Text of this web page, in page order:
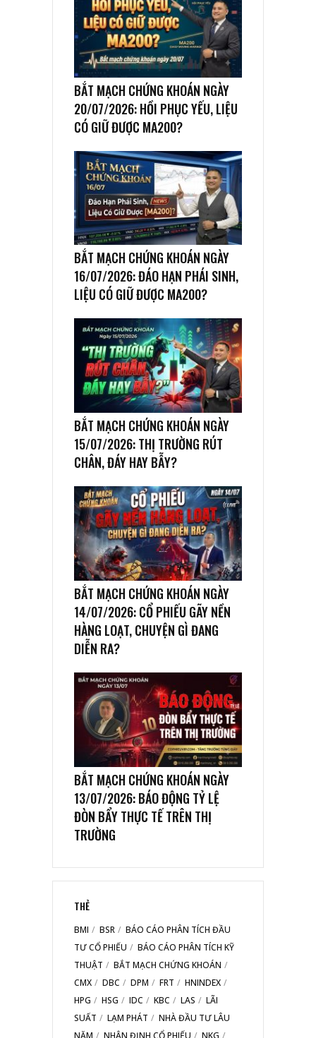
BẮT MẠCH CHỨNG KHOÁN NGÀY
20/07/2026: HỒI PHỤC YẾU, LIỆU
CÓ GIỮ ĐƯỢC MA200?
BẮT MẠCH CHỨNG KHOÁN NGÀY
16/07/2026: ĐÁO HẠN PHÁI SINH,
LIỆU CÓ GIỮ ĐƯỢC MA200?
BẮT MẠCH CHỨNG KHOÁN NGÀY
15/07/2026: THỊ TRƯỜNG RÚT
CHÂN, ĐÁY HAY BẪY?
BẮT MẠCH CHỨNG KHOÁN NGÀY
14/07/2026: CỔ PHIẾU GÃY NỀN
HÀNG LOẠT, CHUYỆN GÌ ĐANG
DIỄN RA?
BẮT MẠCH CHỨNG KHOÁN NGÀY
13/07/2026: BÁO ĐỘNG TỶ LỆ
ĐÒN BẨY THỰC TẾ TRÊN THỊ
TRƯỜNG
THẺ
BMI BSR
BÁO CÁO PHÂN TÍCH ĐẦU
TƯ CỔ PHIẾU
BÁO CÁO PHÂN TÍCH KỸ
THUẬT
BẮT MẠCH CHỨNG KHOÁN
CMX
DBC DPM FRT
HNINDEX
HPG
HSG IDC KBC LAS
LÃI
SUẤT
LẠM PHÁT
NHÀ ĐẦU TƯ LÂU
NĂM
NHẬN ĐỊNH CỔ PHIẾU NKG